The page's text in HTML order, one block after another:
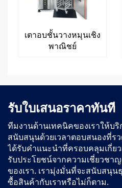
เตาอบชั้นวางหมุนเชิง
พาณิชย์
รับใบเสนอราคาทันที
ทีมงานด้านเทคนิคของเราให้บ
สนับสนุนด้วยเวลาตอบสนองที่ร
ได้รับคำแนะนำที่ครอบคลุมเกี่ย
รับประโยชน์จากความเชี่ยวชา
ของเรา. เรามุ่งมั่นที่จะสนับสนุ
ซื้อสินค้ากับเราหรือไม่ก็ตาม.